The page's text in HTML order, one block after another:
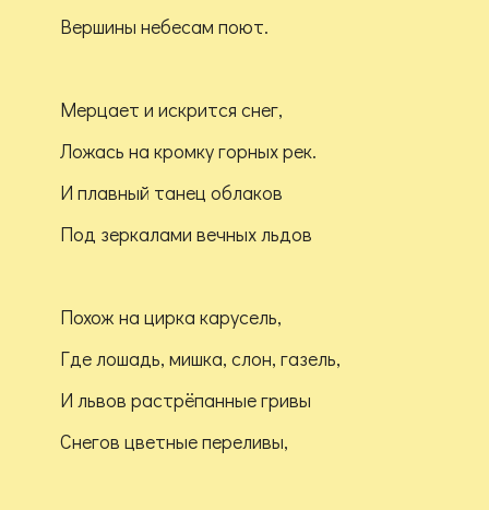
Вершины небесам поют.
Мерцает и искрится снег,
Ложась на кромку горных рек.
И плавный танец облаков
Под зеркалами вечных льдов
Похож на цирка карусель,
Где лошадь, мишка, слон, газель,
И львов растрёпанные гривы
Снегов цветные переливы,